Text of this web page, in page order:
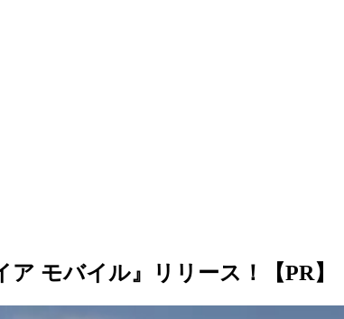
モバイル』リリース！【PR】